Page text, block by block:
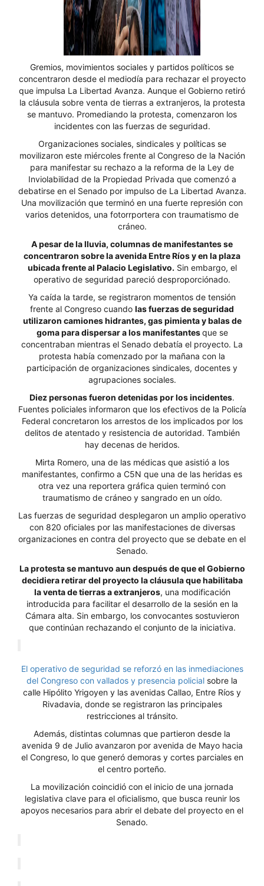
Gremios, movimientos sociales y partidos políticos se
concentraron desde el mediodía para rechazar el proyecto
que impulsa La Libertad Avanza. Aunque el Gobierno retiró
la cláusula sobre venta de tierras a extranjeros, la protesta
se mantuvo. Promediando la protesta, comenzaron los
incidentes con las fuerzas de seguridad.
Organizaciones sociales, sindicales y políticas se
movilizaron este miércoles frente al Congreso de la Nación
para manifestar su rechazo a la reforma de la Ley de
Inviolabilidad de la Propiedad Privada que comenzó a
debatirse en el Senado por impulso de La Libertad Avanza.
Una movilización que terminó en una fuerte represión con
varios detenidos, una fotorrportera con traumatismo de
cráneo.
A pesar de la lluvia, columnas de manifestantes se
concentraron sobre la avenida Entre Ríos y en la plaza
ubicada frente al Palacio Legislativo. Sin embargo, el
operativo de seguridad pareció desproporciónado.
Ya caída la tarde, se registraron momentos de tensión
frente al Congreso cuando las fuerzas de seguridad
utilizaron camiones hidrantes, gas pimienta y balas de
goma para dispersar a los manifestantesque se
concentraban mientras el Senado debatía el proyecto. La
protesta había comenzado por la mañana con la
participación de organizaciones sindicales, docentes y
agrupaciones sociales.
Diez personas fueron detenidas por los incidentes.
Fuentes policiales informaron que los efectivos de la Policía
Federal concretaron los arrestos de los implicados por los
delitos de atentado y resistencia de autoridad. También
hay decenas de heridos.
Mirta Romero, una de las médicas que asistió a los
manifestantes, confirmo a C5N que una de las heridas es
otra vez una reportera gráfica quien terminó con
traumatismo de cráneo y sangrado en un oído.
Las fuerzas de seguridad desplegaron un amplio operativo
con 820 oficiales por las manifestaciones de diversas
organizaciones en contra del proyecto que se debate en el
Senado.
La protesta se mantuvo aun después de que el Gobierno
decidiera retirar del proyecto la cláusula que habilitaba
la venta de tierras a extranjeros, una modificación
introducida para facilitar el desarrollo de la sesión en la
Cámara alta. Sin embargo, los convocantes sostuvieron
que continúan rechazando el conjunto de la iniciativa.
El operativo de seguridad se reforzó en las inmediaciones
del Congreso con vallados y presencia policial sobre la
calle Hipólito Yrigoyen y las avenidas Callao, Entre Ríos y
Rivadavia, donde se registraron las principales
restricciones al tránsito.
Además, distintas columnas que partieron desde la
avenida 9 de Julio avanzaron por avenida de Mayo hacia
el Congreso, lo que generó demoras y cortes parciales en
el centro porteño.
La movilización coincidió con el inicio de una jornada
legislativa clave para el oficialismo, que busca reunir los
apoyos necesarios para abrir el debate del proyecto en el
Senado.